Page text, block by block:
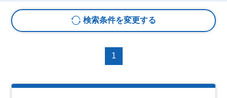
検索条件を変更する
1